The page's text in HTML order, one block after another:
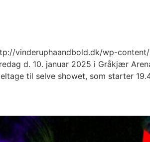
vinderuphaandbold.dk/wp-
d. 10. januar 2025 i Gråkjær
til selve showet, som starter